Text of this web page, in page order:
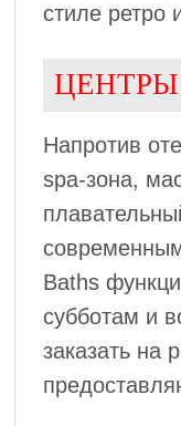
стиле ретро
Напротив
spa-зона,
Baths
субботам и
заказать на